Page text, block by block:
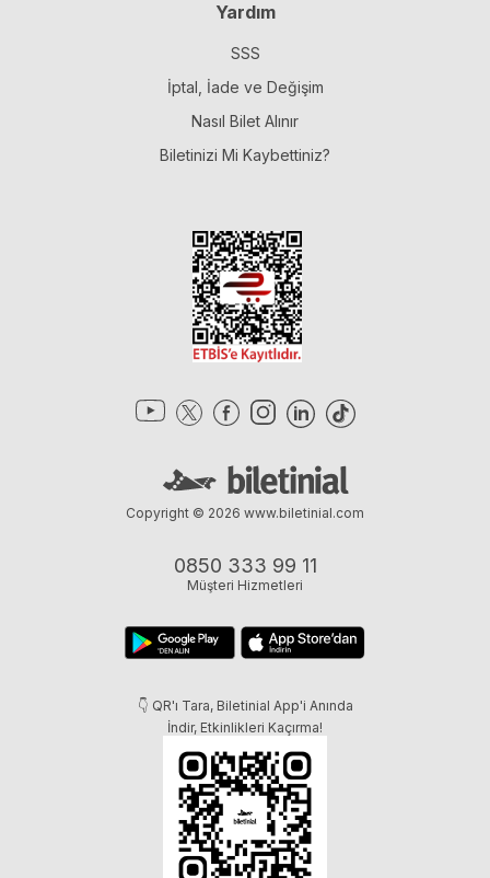
Yardım
SSS
İptal, İade ve Değişim
Nasıl Bilet Alınır
Biletinizi Mi Kaybettiniz?
0850 333 99 11
Müşteri Hizmetleri
👇 QR'ı Tara, Biletinial App'i Anında
İndir, Etkinlikleri Kaçırma!
Copyright © 2026 www.biletinial.com